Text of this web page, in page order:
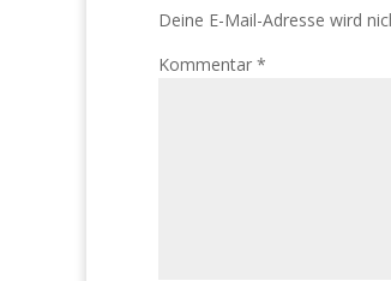
Deine E-Mail-Adresse wird
Kommentar *